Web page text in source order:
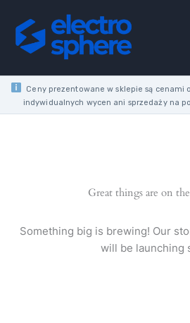
content
Ceny prezentowane w sklepie są cenami
indywidualnych wycen ani sprzedaży na
Great things are on
Something big is brewing! Our
will be launching
INSULATED
TUBE
TERMINAL